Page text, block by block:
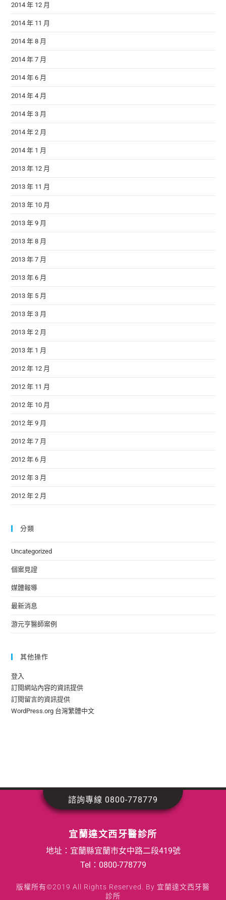
2014 年 12 月
2014 年 11 月
2014 年 8 月
2014 年 7 月
2014 年 6 月
2014 年 4 月
2014 年 3 月
2014 年 2 月
2014 年 1 月
2013 年 12 月
2013 年 11 月
2013 年 10 月
2013 年 9 月
2013 年 8 月
2013 年 7 月
2013 年 6 月
2013 年 5 月
2013 年 3 月
2013 年 2 月
2013 年 1 月
2012 年 12 月
2012 年 11 月
2012 年 10 月
2012 年 9 月
2012 年 7 月
2012 年 6 月
2012 年 3 月
2012 年 2 月
分類
Uncategorized
個案見證
媒體報導
最新消息
游元亨醫師案例
其他操作
登入
訂閱網站內容的資訊提供
訂閱留言的資訊提供
WordPress.org 台灣繁體中文
宜蘭達文西牙醫診所
地址：宜蘭縣宜蘭市女中路二段419號
Tel： 0800-778779
版權所有©2019 All Rights Reserved. By 宜蘭達文西牙醫
診所
諮詢專線 0800-778779